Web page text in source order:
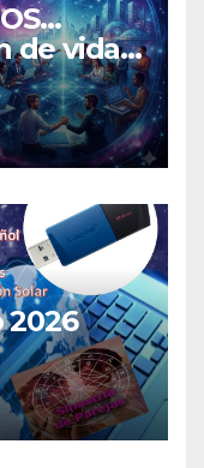
de vida y
2026